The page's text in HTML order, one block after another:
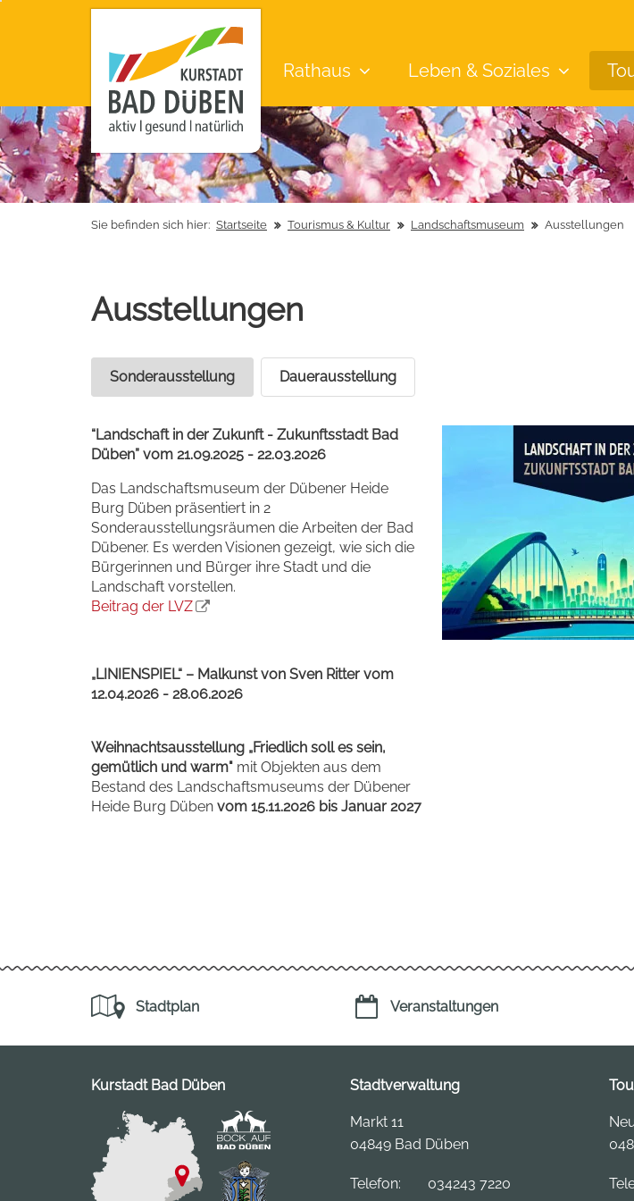
Rathaus Leben &Soziales
Sie befinden sich hier: Startseite Tourismus & Kultur Landschaftsmuseum Ausstellungen
Ausstellungen
Sonderausstellung Dauerausstellung
“Landschaft in der Zukunft - Zukunftsstadt Bad
Düben” vom 21.09.2025 - 22.03.2026
Das Landschaftsmuseum der Dübener Heide
Burg Düben präsentiert in 2
Sonderausstellungsräumen die Arbeiten der Bad
Dübener. Es werden Visionen gezeigt, wie sich die
Bürgerinnen und Bürger ihre Stadt und die
Landschaft vorstellen.
Beitrag der LVZ
„LINIENSPIEL“ – Malkunst von Sven Ritter vom
12.04.2026 - 28.06.2026
Weihnachtsausstellung „Friedlich soll es sein,
gemütlich und warm" mit Objekten aus dem
Bestand des Landschaftsmuseums der Dübener
Heide Burg Düben vom 15.11.2026 bis Januar 2027
Stadtplan Veranstaltungen
Kurstadt Bad Düben Stadtverwaltung
Markt 11
04849 Bad Düben
Telefon: 034243 7220